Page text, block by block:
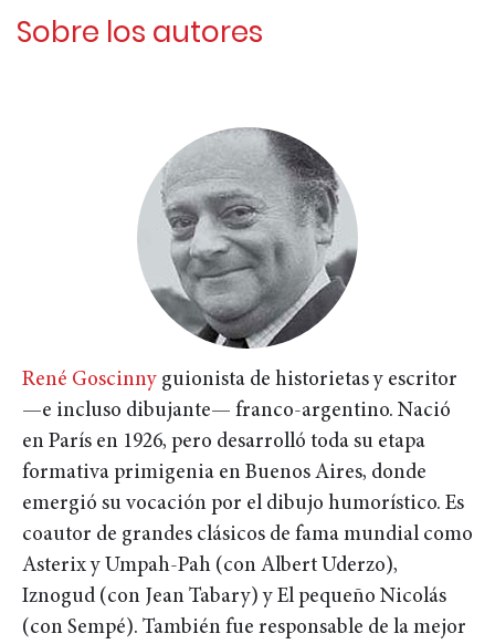
Sobre los autores
René Goscinny guionista de historietas y escritor
—e incluso dibujante— franco-argentino. Nació
en París en 1926, pero desarrolló toda su etapa
formativa primigenia en Buenos Aires, donde
emergió su vocación por el dibujo humorístico. Es
coautor de grandes clásicos de fama mundial como
Asterix y Umpah-Pah (con Albert Uderzo),
Iznogud (con Jean Tabary) y El pequeño Nicolás
(con Sempé). También fue responsable de la mejor